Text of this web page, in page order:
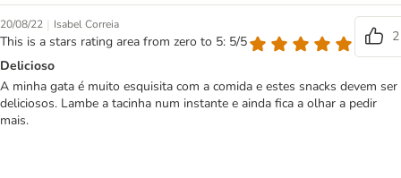
20/08/22 | Isabel Correia
This is a stars rating area from zero to 5: 5/5
2
Delicioso
A minha gata é muito esquisita com a comida e estes snacks devem ser
deliciosos. Lambe a tacinha num instante e ainda fica a olhar a pedir
mais.